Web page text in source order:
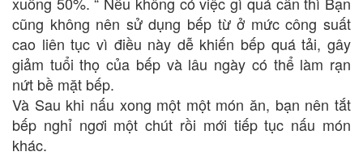
cũng không nên sử dụng bếp từ ở mức công suất
cao liên tục vì điều này dễ khiến bếp quá tải, gây
giảm tuổi thọ của bếp và lâu ngày có thể làm rạn
nứt bề mặt bếp.
Và Sau khi nấu xong một một món ăn, bạn nên tắt
bếp nghỉ ngơi một chút rồi mới tiếp tục nấu món
khác.